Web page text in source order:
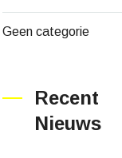
Geen categorie
Recent
Nieuws